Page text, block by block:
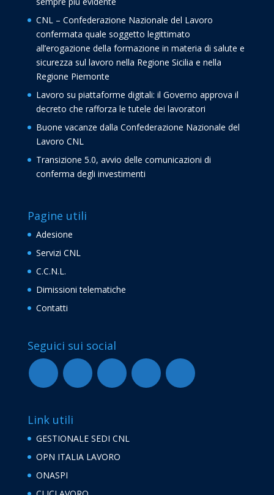
CNL – Confederazione Nazionale del Lavoro
confermata quale soggetto legittimato
all’erogazione della formazione in materia di salute e
sicurezza sul lavoro nella Regione Sicilia e nella
Regione Piemonte
Lavoro su piattaforme digitali: il Governo approva il
decreto che rafforza le tutele dei lavoratori
Buone vacanze dalla Confederazione Nazionale del
Lavoro CNL
Transizione 5.0, avvio delle comunicazioni di
conferma degli investimenti
Pagine utili
Adesione
Servizi CNL
C.C.N.L.
Dimissioni telematiche
Contatti
Seguici sui social
Link utili
GESTIONALE SEDI CNL
OPN ITALIA LAVORO
ONASPI